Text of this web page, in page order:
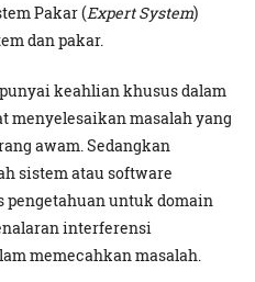
Pakar (Expert System)
dan pakar.
keahlian khusus dalam
menyelesaikan masalah yang
awam. Sedangkan
sistem atau software
untuk domain
interferensi
memecahkan masalah.